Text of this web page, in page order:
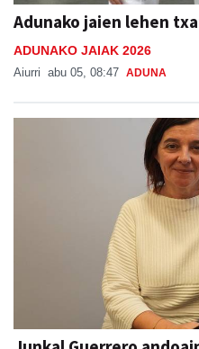
Adunako jaien lehen
ADUNAKO JAIAK 2026
Aiurri abu 05, 08:47 ADUNA